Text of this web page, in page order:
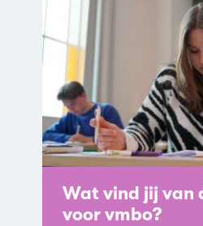
Wat vind jij van
voor vmbo?